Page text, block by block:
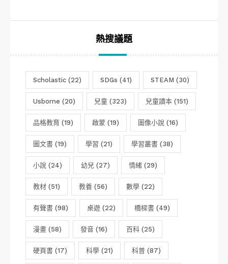
熱搜議題
Scholastic (22) SDGs (41) STEAM (30)
Usborne (20) 兒童 (323) 兒童讀本 (151)
品格教育 (19) 啟蒙 (19) 圖像小說 (16)
圖文書 (19) 學習 (21) 學習叢書 (38)
小說 (24) 幼兒 (27) 情緒 (29)
教材 (51) 教養 (56) 數學 (22)
有聲書 (98) 桌遊 (22) 橋樑書 (49)
漫畫 (58) 發音 (16) 百科 (25)
硬頁書 (17) 科學 (21) 科普 (87)